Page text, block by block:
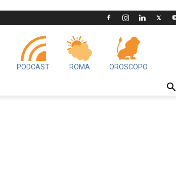
PODCAST ROMA OROSCOPO